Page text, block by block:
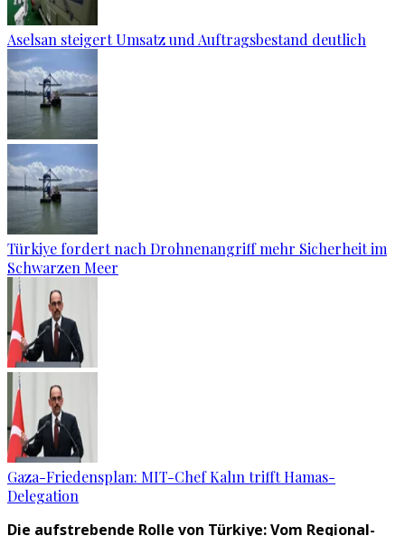
Aselsan steigert Umsatz und Auftragsbestand deutlich
Türkiye fordert nach Drohnenangriff mehr Sicherheit im
Schwarzen Meer
Gaza-Friedensplan: MIT-Chef Kalın trifft Hamas-
Delegation
Die aufstrebende Rolle von Türkiye: Vom Regional-